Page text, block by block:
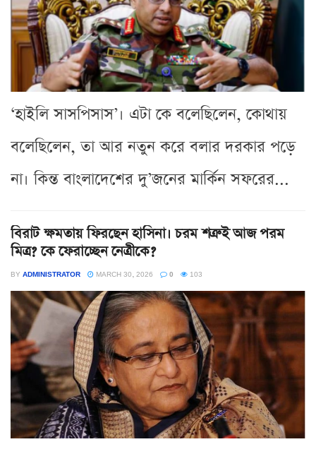
‘হাইলি সাসপিসাস’। এটা কে বলেছিলেন, কোথায়
বলেছিলেন, তা আর নতুন করে বলার দরকার পড়ে
না। কিন্ত বাংলাদেশের দু’জনের মার্কিন সফরের...
বিরাট ক্ষমতায় ফিরছেন হাসিনা। চরম শত্রুই আজ পরম
মিত্র? কে ফেরাচ্ছেন নেত্রীকে?
BY ADMINISTRATOR MARCH 30, 2026 0 103